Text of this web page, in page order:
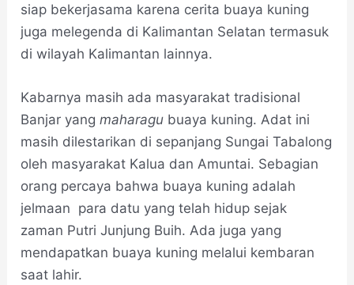
siap bekerjasama karena cerita buaya kuning
juga melegenda di Kalimantan Selatan termasuk
di wilayah Kalimantan lainnya.
Kabarnya masih ada masyarakat tradisional
Banjar yangmaharagu buaya kuning. Adat ini
masih dilestarikan di sepanjang Sungai Tabalong
oleh masyarakat Kalua dan Amuntai. Sebagian
orang percaya bahwa buaya kuning adalah
jelmaan para datu yang telah hidup sejak
zaman Putri Junjung Buih. Ada juga yang
mendapatkan buaya kuning melalui kembaran
saat lahir.